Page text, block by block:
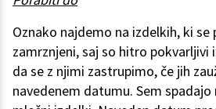
Oznako najdemo na izdelkih, ki
zamrznjeni, saj so hitro
da se z njimi zastrupimo, če jih
navedenem datumu. Sem spadajo